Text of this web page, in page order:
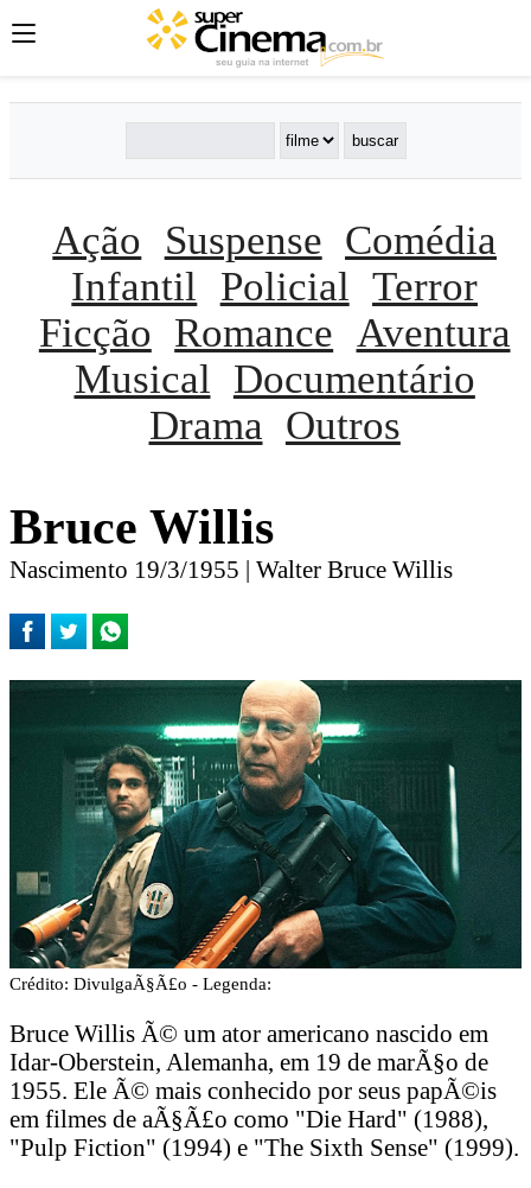
Ação Suspense Comédia
Infantil
Policial Terror
Ficção Romance Aventura
Musical
Documentário
Drama Outros
Bruce Willis
Nascimento 19/3/1955 | Walter Bruce Willis
Crédito: DivulgaÃ§Ã£o - Legenda:
Bruce Willis Ã© um ator americano nascido em
Idar-Oberstein, Alemanha, em 19 de marÃ§o de
1955. Ele Ã© mais conhecido por seus papÃ©is
em filmes de aÃ§Ã£o como "Die Hard" (1988),
"Pulp Fiction" (1994) e "The Sixth Sense" (1999).